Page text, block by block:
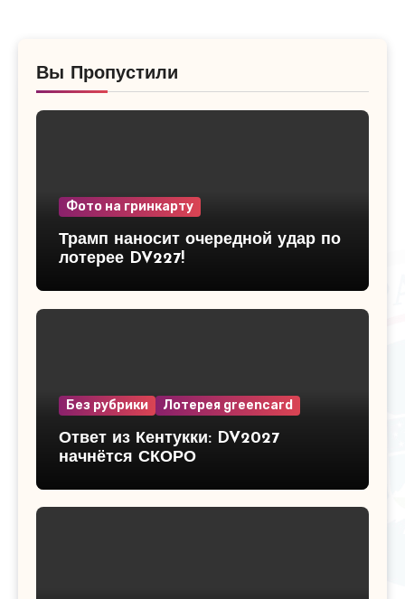
Вы Пропустили
Фото на гринкарту
Трамп наносит очередной удар по
лотерее DV227!
Без рубрики Лотерея greencard
Ответ из Кентукки: DV2027
начнётся СКОРО